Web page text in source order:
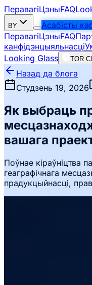
ПеравагіЦэныFAQ
BY Асабісты
ПеравагіЦэныFAQ
канфідэнцыяльнасці
Looking Glass
TOR
Назад да блога
Студзень 19, 2026
Як выбраць
вашага
Поўнае кіраўніцтва
геаграфічнага
прадукцыйнасці,